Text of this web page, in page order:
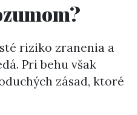
riziko zranenia a
Pri behu však
zásad, ktoré